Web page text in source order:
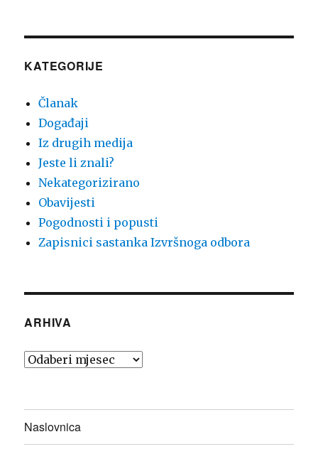
KATEGORIJE
Članak
Događaji
Iz drugih medija
Jeste li znali?
Nekategorizirano
Obavijesti
Pogodnosti i popusti
Zapisnici sastanka Izvršnoga odbora
ARHIVA
Arhiva
Naslovnica